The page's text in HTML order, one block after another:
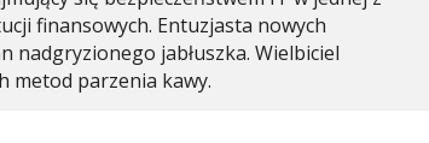
finansowych. Entuzjasta nowych
nadgryzionego jabłuszka. Wielbiciel
metod parzenia kawy.